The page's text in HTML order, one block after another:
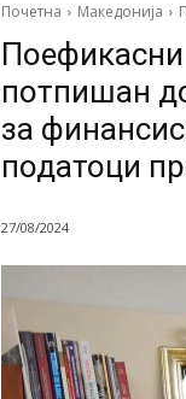
Почетна Македонија
потпишан
за
податоци
27/08/2024